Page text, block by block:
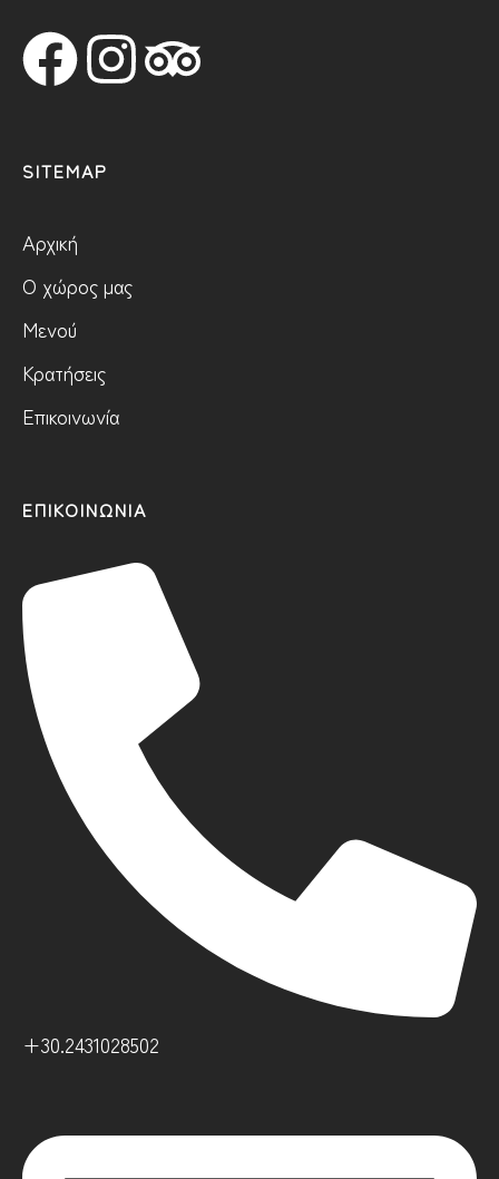
SITEMAP
Αρχική
Ο χώρος μας
Μενού
Κρατήσεις
Επικοινωνία
ΕΠΙΚΟΙΝΩΝΙΑ
+30.2431028502